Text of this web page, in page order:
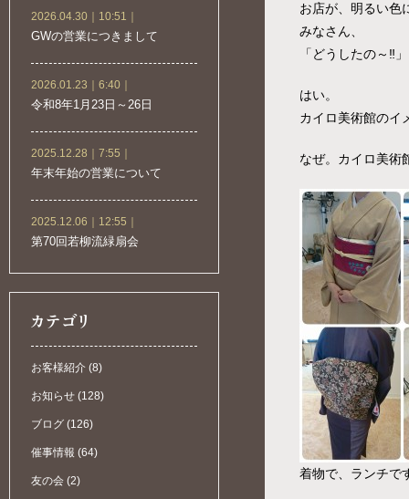
2026.04.30｜10:51｜
GWの営業につきまして
2026.01.23｜6:40｜
令和8年1月23日～26日
2025.12.28｜7:55｜
年末年始の営業について
2025.12.06｜12:55｜
第70回若柳流緑扇会
お客様紹介 (8)
お知らせ (128)
ブログ (126)
催事情報 (64)
友の会 (2)
お店が、明るい色
みなさん、
「どうしたの～‼️
はい。
カイロ美術館のイ
なぜ。カイロ美術
着物で、ランチで